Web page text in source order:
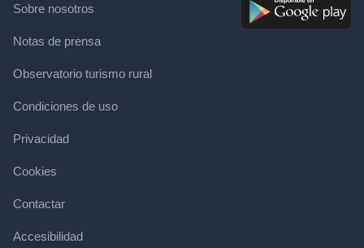
Sobre nosotros
Notas de prensa
Observatorio turismo rural
Condiciones de uso
Privacidad
Cookies
Contactar
Accesibilidad